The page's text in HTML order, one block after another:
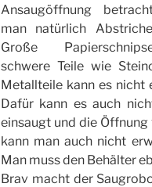
Ansaugöffnung
man natürlich
Große
schwere Teile wie
Metallteile kann es nicht
Dafür kann es auch
einsaugt und die
kann man auch nicht
Man muss den Behälter
Brav macht der